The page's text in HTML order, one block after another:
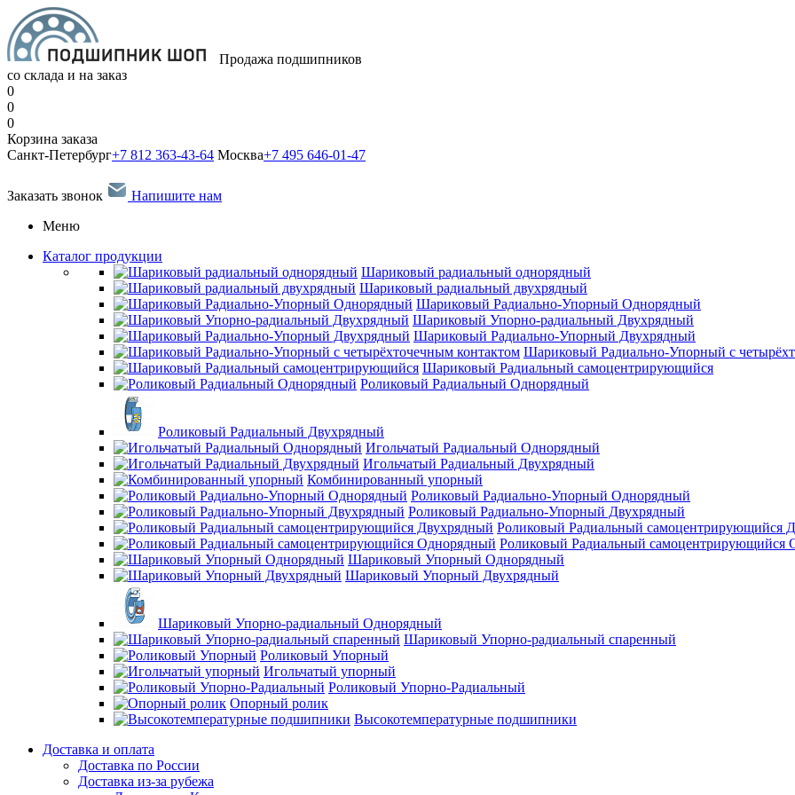
Продажа подшипников
со склада и на заказ
0
0
0
Корзина заказа
Санкт-Петербург+7 812 363-43-64 Москва+7 495 646-01-47
Заказать звонок
Напишите нам
Меню
Каталог продукции
Шариковый радиальный однорядный
Шариковый радиальный двухрядный
Шариковый Радиально-Упорный Однорядный
Шариковый Упорно-радиальный Двухрядный
Шариковый Радиально-Упорный Двухрядный
Шариковый Радиально-Упорный с
Шариковый Радиальный самоцентрирующийся
Роликовый Радиальный Однорядный
Роликовый Радиальный Двухрядный
Игольчатый Радиальный Однорядный
Игольчатый Радиальный Двухрядный
Комбинированный упорный
Роликовый Радиально-Упорный Однорядный
Роликовый Радиально-Упорный Двухрядный
Роликовый Радиальный самоцентрирующийся
Роликовый Радиальный самоцентрирующийся
Шариковый Упорный Однорядный
Шариковый Упорный Двухрядный
Шариковый Упорно-радиальный Однорядный
Шариковый Упорно-радиальный спаренный
Роликовый Упорный
Игольчатый упорный
Роликовый Упорно-Радиальный
Опорный ролик
Высокотемпературные подшипники
Доставка и оплата
Доставка по России
Доставка из-за рубежа